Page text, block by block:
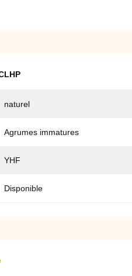
naturel
Agrumes immatures
YHF
Disponible